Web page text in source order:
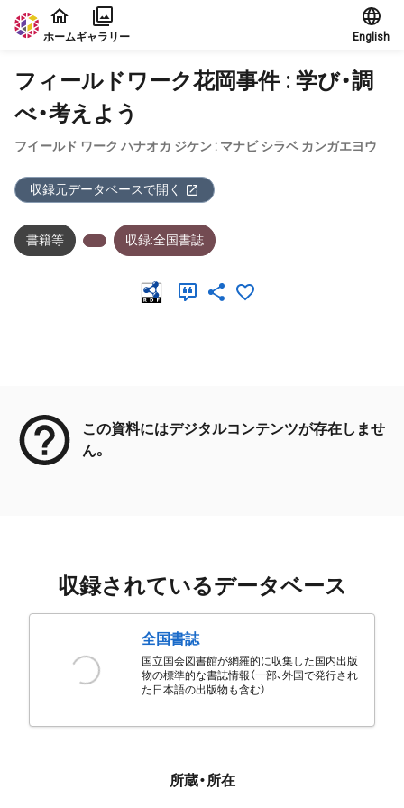
本文に飛ぶ
ホームギャラリー English
フィールドワーク花岡事件 : 学び・調
べ・考えよう
フイールド ワーク ハナオカ ジケン : マナビ シラベ カンガエヨウ
収録元データベースで開く
書籍等 収録:全国書誌
この資料にはデジタルコンテンツが存在しませ
ん。
収録されているデータベース
全国書誌
国立国会図書館が網羅的に収集した国内出版
物の標準的な書誌情報（一部、外国で発行され
た日本語の出版物も含む）
所蔵・所在